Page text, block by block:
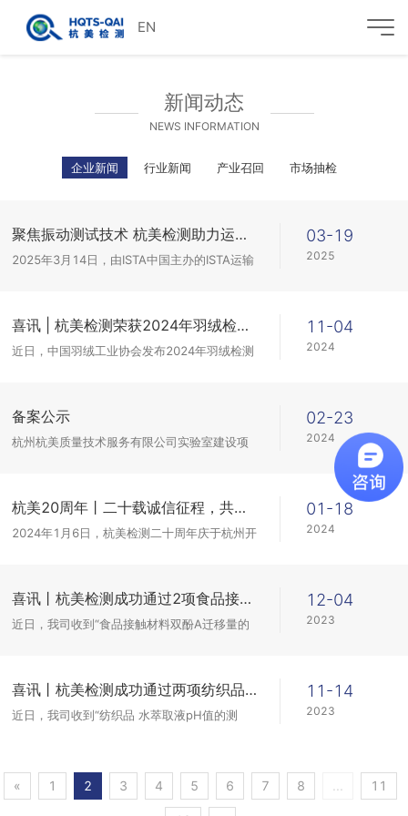
EN
新闻动态
NEWS INFORMATION
企业新闻 行业新闻 产业召回 市场抽检
聚焦振动测试技术 杭美检测助力运输包装安全升级
2025年3月14日，由ISTA中国主办的ISTA运输
限公司（以下简称“杭美检测”）受...
03-19
2025
喜讯 | 杭美检测荣获2024年羽绒检测比对试验满意结果
近日，中国羽绒工业协会发布2024年羽绒检测
11-04
2024
备案公示
杭州杭美质量技术服务有限公司实验室建设项
02-23
2024
杭美20周年丨二十载诚信征程，共铸杭美新辉煌
2024年1月6日，杭美检测二十周年庆于杭州开
01-18
2024
喜讯丨杭美检测成功通过2项食品接触材料相关验证计划！
近日，我司收到“食品接触材料双酚A迁移量的
12-04
2023
喜讯丨杭美检测成功通过两项纺织品相关能力验证计划！
近日，我司收到“纺织品 水萃取液pH值的测
我司在纺织品领域优秀的检测能力...
11-14
2023
« 1 2 3 4 5 6 7 8 11